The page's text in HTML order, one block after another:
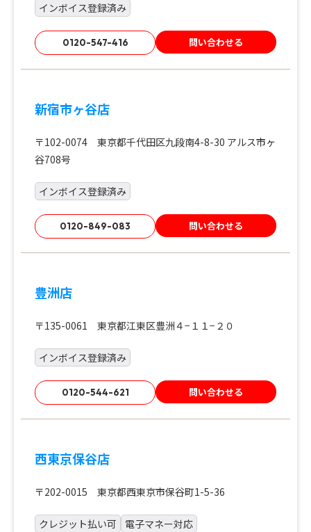
インボイス登録済み
0120-547-416 問い合わせる
新宿市ヶ谷店
〒102-0074 東京都千代田区九段南4-8-30 アルス市ヶ
谷708号
インボイス登録済み
0120-849-083 問い合わせる
豊洲店
〒135-0061 東京都江東区豊洲４−１１−２０
インボイス登録済み
0120-544-621 問い合わせる
西東京保谷店
〒202-0015 東京都西東京市保谷町1-5-36
クレジット払い可 電子マネー対応